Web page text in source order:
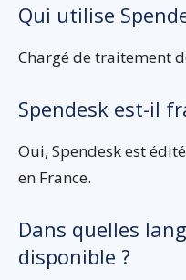
Qui utilise
Chargé de traitement
Spendesk est-il
Oui, Spendesk est
en France.
Dans quelles
disponible ?